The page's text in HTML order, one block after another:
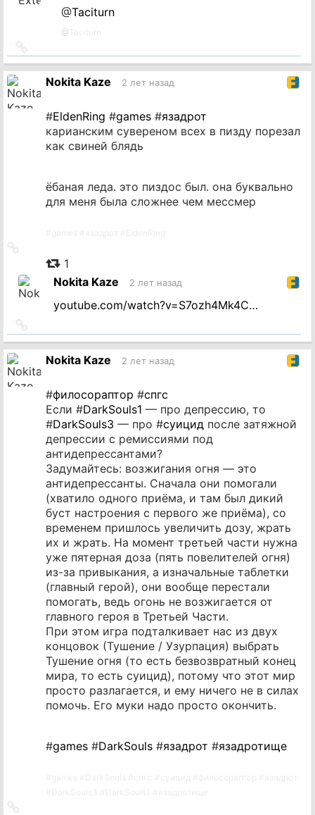
@Taciturn
@
на
источник
Nokita Kaze 2 лет назад
#EldenRing #games #язадрот
карианским сувереном всех в пизду порезал
как свиней блядь
ёбаная леда. это пиздос был. она буквально
для меня была сложнее чем мессмер
источник
1
Nokita Kaze
2 лет назад
youtube.com/watch?v=S7ozh4Mk4C…
на
источник
Nokita Kaze 2 лет назад
#филосораптор #спгс
Если #DarkSouls1 — про депрессию, то
#DarkSouls3 — про #суицид после затяжной
депрессии с ремиссиями под
антидепрессантами?
Задумайтесь: возжигания огня — это
антидепрессанты. Сначала они помогали
(хватило одного приёма, и там был дикий
буст настроения с первого же приёма), со
временем пришлось увеличить дозу, жрать
их и жрать. На момент третьей части нужна
уже пятерная доза (пять повелителей огня)
из-за привыкания, а изначальные таблетки
(главный герой), они вообще перестали
помогать, ведь огонь не возжигается от
главного героя в Третьей Части.
При этом игра подталкивает нас из двух
концовок (Тушение / Узурпация) выбрать
Тушение огня (то есть безвозвратный конец
мира, то есть суицид), потому что этот мир
просто разлагается, и ему ничего не в силах
помочь. Его муки надо просто окончить.
#games #DarkSouls #язадрот #язадротище